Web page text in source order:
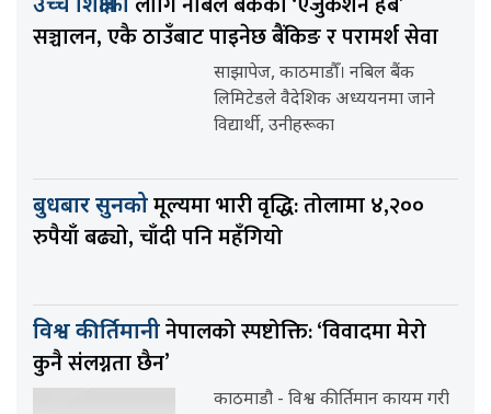
उच्च शिक्षाका
सञ्चालन, एकै ठाउँबाट पाइनेछ बैंकिङ र परामर्श सेवा
साझापेज, काठमाडौँ। नबिल बैंक
लिमिटेडले वैदेशिक अध्ययनमा जाने
विद्यार्थी, उनीहरूका
बुधबार सुनकोमूल्यमा भारी वृद्धि: तोलामा ४,२००
रुपैयाँ बढ्यो, चाँदी पनि महँगियो
विश्व कीर्तिमानीनेपालको स्पष्टोक्ति: ‘विवादमा मेरो
कुनै संलग्नता छैन’
काठमाडौ - विश्व कीर्तिमान कायम गरी